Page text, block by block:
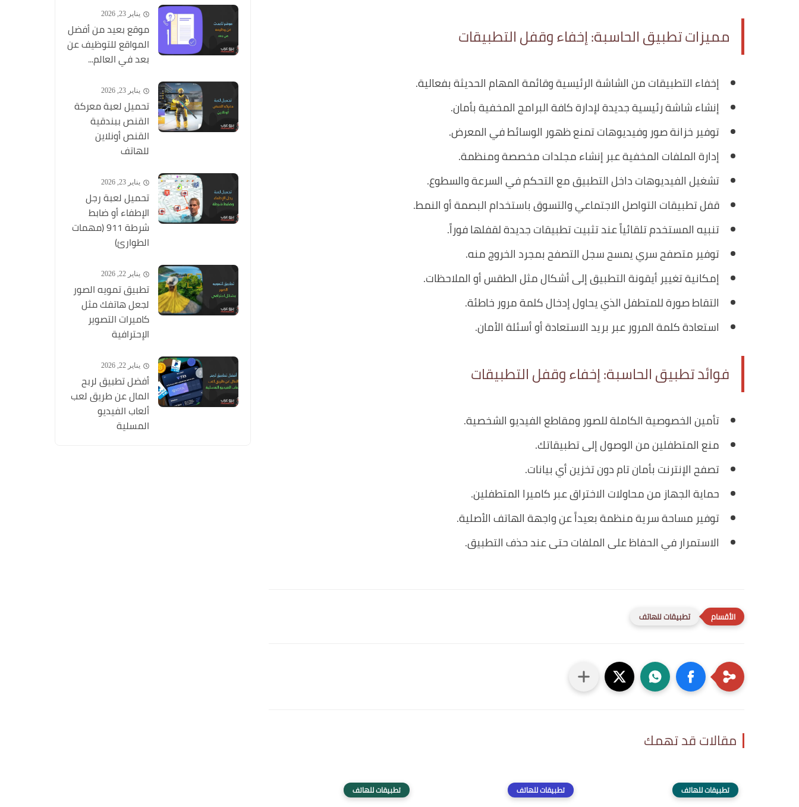
مميزات تطبيق الحاسبة: إخفاء وقفل التطبيقات
إخفاء التطبيقات من الشاشة الرئيسية وقائمة المهام الحديثة بفعالية.
إنشاء شاشة رئيسية جديدة لإدارة كافة البرامج المخفية بأمان.
توفير خزانة صور وفيديوهات تمنع ظهور الوسائط في المعرض.
إدارة الملفات المخفية عبر إنشاء مجلدات مخصصة ومنظمة.
تشغيل الفيديوهات داخل التطبيق مع التحكم في السرعة والسطوع.
قفل تطبيقات التواصل الاجتماعي والتسوق باستخدام البصمة أو النمط.
تنبيه المستخدم تلقائياً عند تثبيت تطبيقات جديدة لقفلها فوراً.
توفير متصفح سري يمسح سجل التصفح بمجرد الخروج منه.
إمكانية تغيير أيقونة التطبيق إلى أشكال مثل الطقس أو الملاحظات.
التقاط صورة للمتطفل الذي يحاول إدخال كلمة مرور خاطئة.
استعادة كلمة المرور عبر بريد الاستعادة أو أسئلة الأمان.
فوائد تطبيق الحاسبة: إخفاء وقفل التطبيقات
تأمين الخصوصية الكاملة للصور ومقاطع الفيديو الشخصية.
منع المتطفلين من الوصول إلى تطبيقاتك.
تصفح الإنترنت بأمان تام دون تخزين أي بيانات.
حماية الجهاز من محاولات الاختراق عبر كاميرا المتطفلين.
توفير مساحة سرية منظمة بعيداً عن واجهة الهاتف الأصلية.
الاستمرار في الحفاظ على الملفات حتى عند حذف التطبيق.
تطبيقات للهاتف
مقالات قد تهمك
تطبيقات للهاتف تطبيقات للهاتف تطبيقات للهاتف
يناير 23, 2026
موقع بعيد من أفضل
المواقع للتوظيف عن
بعد في العالم...
يناير 23, 2026
تحميل لعبة معركة
القنص ببندقية
القنص أونلاين
للهاتف
يناير 23, 2026
تحميل لعبة رجل
الإطفاء أو ضابط
شرطة 911 (مهمات
الطوارئ)
يناير 22, 2026
تطبيق تمويه الصور
لجعل هاتفك مثل
كاميرات التصوير
الإحترافية
يناير 22, 2026
أفضل تطبيق لربح
المال عن طريق لعب
ألعاب الفيديو
المسلية